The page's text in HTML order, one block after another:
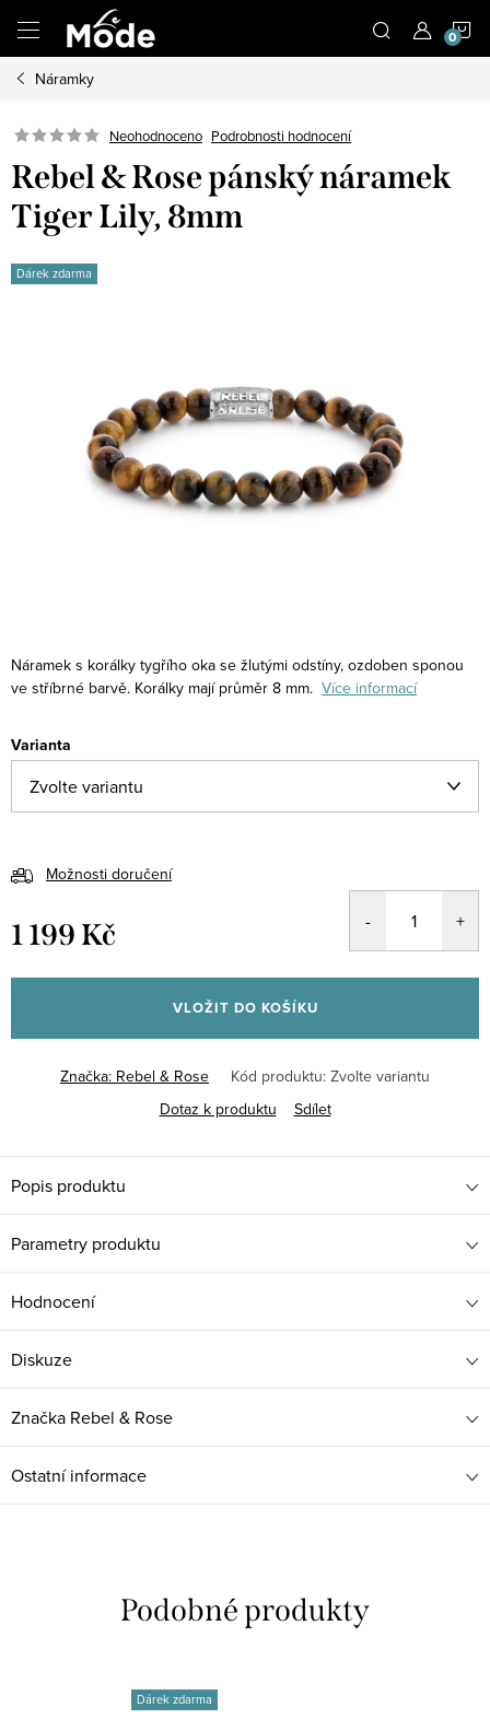
obsah
Náramky
Neohodnoceno Podrobnosti hodnocení
Rebel & Rose pánský náramek
Tiger Lily, 8mm
Dárek zdarma
Náramek s korálky tygřího oka se žlutými odstíny, ozdoben sponou
ve stříbrné barvě. Korálky mají průměr 8 mm. Více informací
Varianta
Možnosti doručení
1 199 Kč
cena:
VLOŽIT DO KOŠÍKU
Značka: Rebel & Rose Kód produktu: Zvolte variantu
Dotaz k produktu
Sdílet
Popis produktu
Parametry produktu
Hodnocení
Diskuze
Značka Rebel & Rose
Ostatní informace
Dárek zdarma